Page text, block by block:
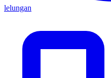
lelungan